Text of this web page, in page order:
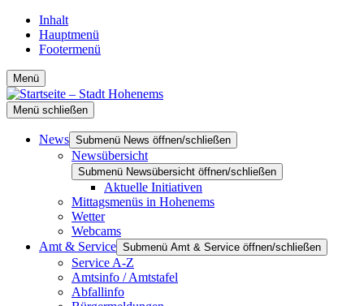
Inhalt
Hauptmenü
Footermenü
Menü
Menü schließen
News Submenü News öffnen/schließen
Newsübersicht
Submenü Newsübersicht öffnen/schließen
Aktuelle Initiativen
Mittagsmenüs in Hohenems
Wetter
Webcams
Amt & Service Submenü Amt & Service öffnen/schließen
Service A-Z
Amtsinfo / Amtstafel
Abfallinfo